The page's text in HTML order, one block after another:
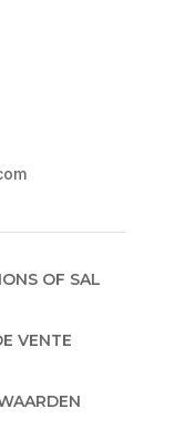
OF SAL
VENTE